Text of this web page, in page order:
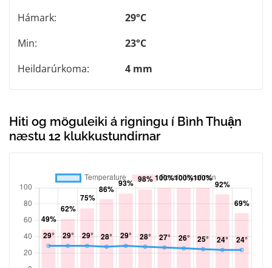
Hámark:
29°C
Min:
23°C
Heildarúrkoma:
4 mm
Hiti og möguleiki á rigningu í Bình Thuận
næstu 12 klukkustundirnar